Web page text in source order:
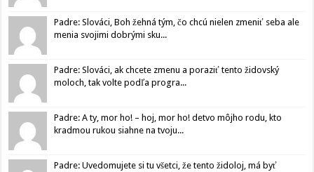
Padre: Slováci, Boh žehná tým, čo chcú nielen zmeniť seba ale
menia svojimi dobrými sku...
Padre: Slováci, ak chcete zmenu a poraziť tento židovský
moloch, tak volte podľa progra...
Padre: A ty, mor ho! – hoj, mor ho! detvo môjho rodu, kto
kradmou rukou siahne na tvoju...
Padre: Uvedomujete si tu všetci, že tento židoloj, má byť